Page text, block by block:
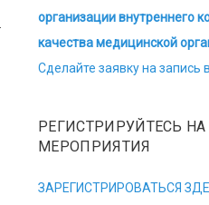
организации внутреннего
качества медицинской
Сделайте заявку на
РЕГИСТРИРУЙТЕСЬ
МЕРОПРИЯТИЯ
ЗАРЕГИСТРИРОВАТЬСЯ